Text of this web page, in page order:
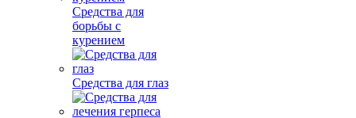
Средства для
борьбы с
курением
Средства для глаз